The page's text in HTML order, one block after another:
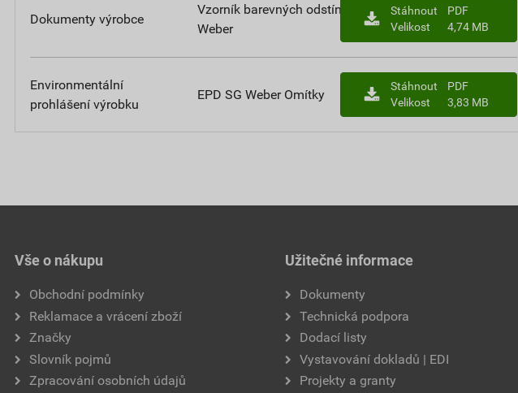
Dokumenty výrobce
Vzorník barevných odstínů
Weber
Stáhnout
PDF
Velikost
4,74 MB
Environmentální
prohlášení výrobku
EPD SG Weber Omítky
Stáhnout
PDF
Velikost
3,83 MB
Vše o nákupu
Obchodní podmínky
Reklamace a vrácení zboží
Značky
Slovník pojmů
Zpracování osobních údajů
Užitečné informace
Dokumenty
Technická podpora
Dodací listy
Vystavování dokladů | EDI
Projekty a granty